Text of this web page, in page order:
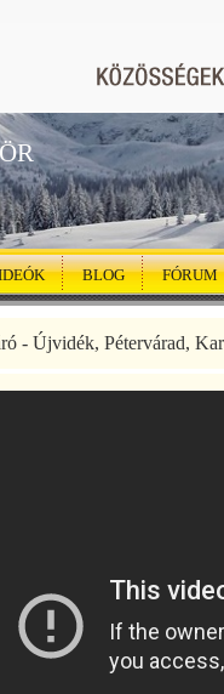
BLOG FÓRUM
- Újvidék, Pétervárad,